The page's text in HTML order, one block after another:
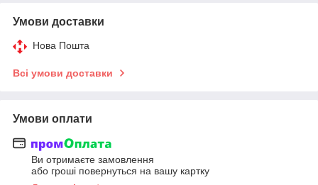
Умови доставки
Нова Пошта
Всі умови доставки
Умови оплати
Ви отримаєте замовлення
або гроші повернуться на вашу картку